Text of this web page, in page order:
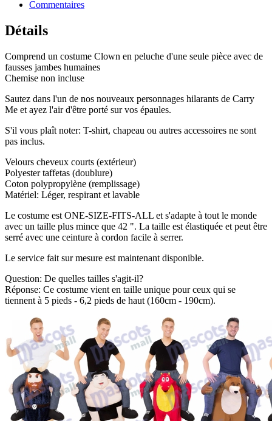
Commentaires
Détails
Comprend un costume Clown en peluche d'une seule pièce avec de
fausses jambes humaines
Chemise non incluse
Sautez dans l'un de nos nouveaux personnages hilarants de Carry
Me et ayez l'air d'être porté sur vos épaules.
S'il vous plaît noter: T-shirt, chapeau ou autres accessoires ne sont
pas inclus.
Velours cheveux courts (extérieur)
Polyester taffetas (doublure)
Coton polypropylène (remplissage)
Matériel: Léger, respirant et lavable
Le costume est ONE-SIZE-FITS-ALL et s'adapte à tout le monde
avec un taille plus mince que 42 ". La taille est élastiquée et peut être
serré avec une ceinture à cordon facile à serrer.
Le service fait sur mesure est maintenant disponible.
Question: De quelles tailles s'agit-il?
Réponse: Ce costume vient en taille unique pour ceux qui se
tiennent à 5 pieds - 6,2 pieds de haut (160cm - 190cm).